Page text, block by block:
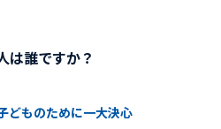
は誰ですか？
どものために一大決心